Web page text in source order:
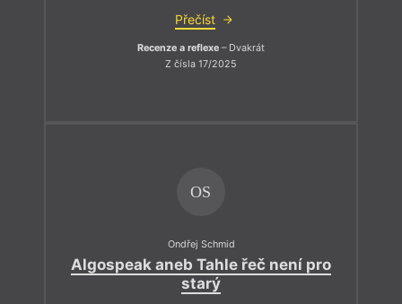
Přečíst
Recenze a reflexe – Dvakrát
Z čísla 17/2025
OS
Ondřej Schmid
Algospeak aneb Tahle řeč není pro
starý